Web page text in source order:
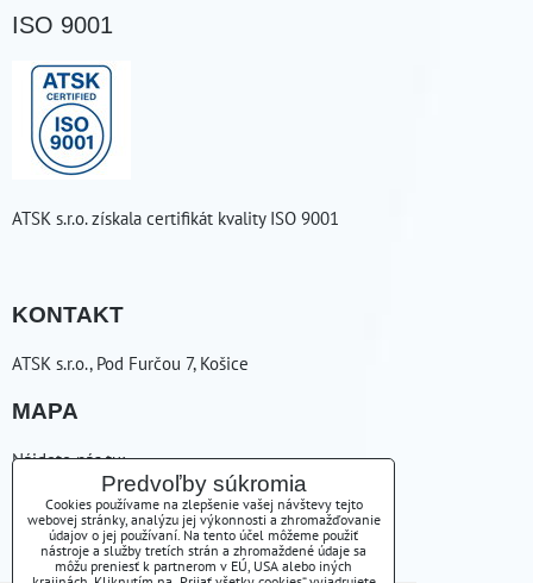
ISO 9001
ATSK s.r.o. získala certifikát kvality ISO 9001
KONTAKT
ATSK s.r.o., Pod Furčou 7, Košice
MAPA
Nájdete nás tu:
ZAVOLÁME VÁM SPÄŤ
+421556254223
Predvoľby súkromia
Cookies používame na zlepšenie vašej návštevy tejto
webovej stránky, analýzu jej výkonnosti a zhromažďovanie
údajov o jej používaní. Na tento účel môžeme použiť
nástroje a služby tretích strán a zhromaždené údaje sa
môžu preniesť k partnerom v EÚ, USA alebo iných